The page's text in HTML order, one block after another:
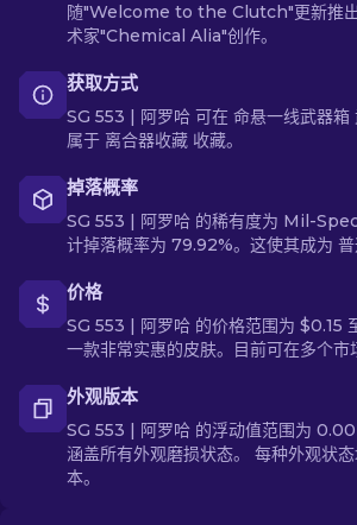
随"Welcome to the Clutch"更新推出
术家"Chemical Alia"创作。
获取方式
SG 553 | 阿罗哈 可在 命悬一线武器箱
属于 离合器收藏 收藏。
掉落概率
SG 553 | 阿罗哈 的稀有度为 Mil-
计掉落概率为 79.92%。这使其成为 普
价格
SG 553 | 阿罗哈 的价格范围为 $0.15
一款非常实惠的皮肤。目前可在多个市
外观版本
SG 553 | 阿罗哈 的浮动值范围为
涵盖所有外观磨损状态。 每种外观状
本。